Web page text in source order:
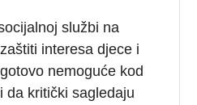
službi na
interesa djece i
nemoguće kod
da kritički sagledaju